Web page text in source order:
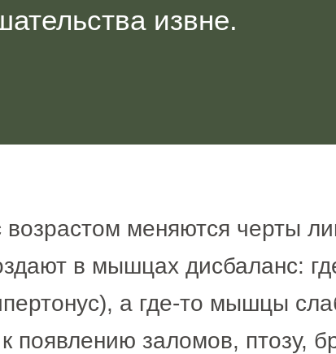
извне.
меняются черты
в мышцах дисбаланс:
а где-то мышцы
появлению заломов, птозу,